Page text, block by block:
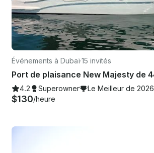
Événements à Dubaï·15 invités
4.2 Superowner Le Meilleur de 2026
$130/heure